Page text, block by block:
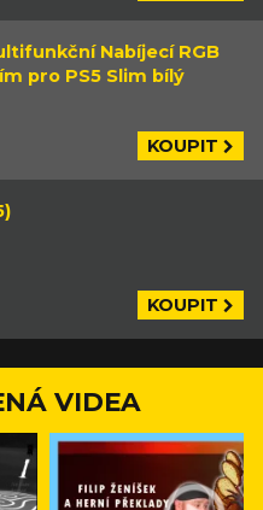
Nabíjecí RGB
pro PS5 Slim bílý
KOUPIT
KOUPIT
VIDEA